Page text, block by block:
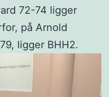
72-74 ligger
på Arnold
ligger BHH2.